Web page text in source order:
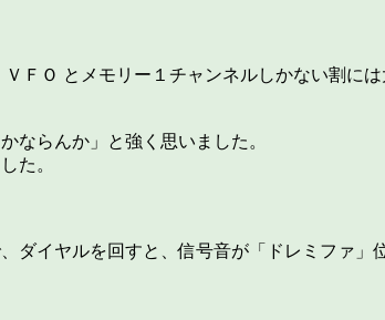
ＦＯ とメモリー１チャンネルしかない割に
ならんか」と強く思いました。
た。
ダイヤルを回すと、信号音が「ドレミファ」